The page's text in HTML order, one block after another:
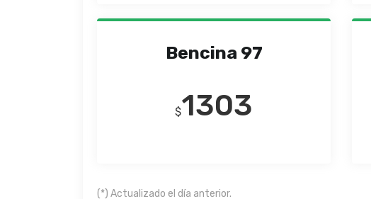
Bencina 97
$1303
(*) Actualizado el día anterior.